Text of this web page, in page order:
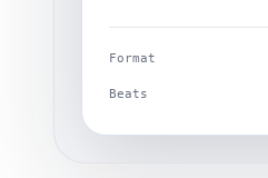
Format
Beats